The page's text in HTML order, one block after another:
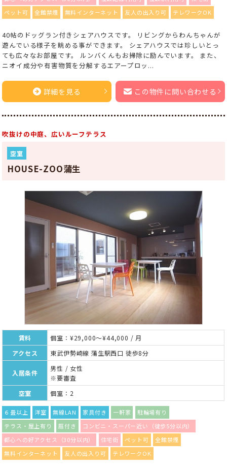
ペット可
全館禁煙 無料インターネット 友人の出入り可 テレワークOK
40帖のドッグラン付きシェアハウスです。 リビングからわんちゃんが
遊んでいる様子を眺める事ができます。 シェアハウスでは珍しいとっ
ても広々なお部屋です。 ルンバくんもお掃除に励んでいます。 また、
ニオイ成分や有害物質を分解するエアープロッ...
詳細を見る この物件に問い合わせる
吹抜けの中庭、広いルーフテラス
空室
HOUSE-ZOO蒲生
賃料
個室：¥29,000～¥44,000 / 月
アクセス
東武伊勢崎線 蒲生駅西口 徒歩8分
入居条件
男性 / 女性
※要審査
空室
個室：2
６畳以上 洋室 無線LAN 家具付き 一軒家
駐輪場有り
テラス・屋上有り
庭付き
コンビニ・スーパー近い（徒歩5分以内）
都心への好アクセス（30分以内）
住宅街 ペット可
全館禁煙
無料インターネット
友人の出入り可 テレワークOK